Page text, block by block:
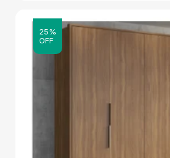
25%
OFF